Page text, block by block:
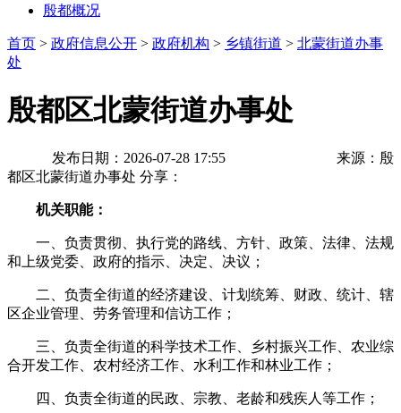
殷都概况
首页 > 政府信息公开 > 政府机构 > 乡镇街道 > 北蒙街道办事
处
殷都区北蒙街道办事处
发布日期：2026-07-28 17:55
来源：殷
都区北蒙街道办事处 分享：
机关职能：
一、负责贯彻、执行党的路线、方针、政策、法律、法规
和上级党委、政府的指示、决定、决议；
二、负责全街道的经济建设、计划统筹、财政、统计、辖
区企业管理、劳务管理和信访工作；
三、负责全街道的科学技术工作、乡村振兴工作、农业综
合开发工作、农村经济工作、水利工作和林业工作；
四、负责全街道的民政、宗教、老龄和残疾人等工作；